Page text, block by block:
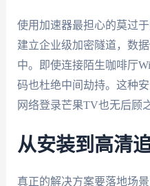
使用加速器最担心的莫过
建立企业级加密隧道，数
中。即使连接陌生咖啡厅
码也杜绝中间劫持。这种
网络登录芒果TV也无后顾
从安装到高清
真正的解决方案要落地场